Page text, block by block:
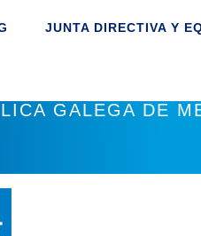
JUNTA DIRECTIVA Y
GALEGA DE